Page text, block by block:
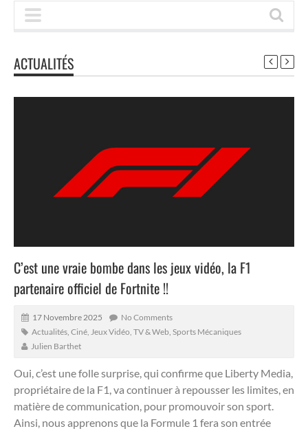
ACTUALITÉS
C’est une vraie bombe dans les jeux vidéo, la F1
partenaire officiel de Fortnite !!
17 Novembre 2025
No Comments
Actualités Ciné, Jeux Vidéo, TV & Web Sports Mécaniques
Julien Barthet
Oui, c’est une folle surprise, qui confirme que Liberty Media,
propriétaire de la F1, va continuer à repousser les limites, en
matière de communication, pour promouvoir son sport.
Ainsi, nous apprenons que la Formule 1 fera son entrée